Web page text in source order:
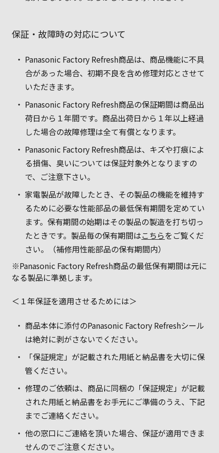
保証・故障時の対応について
Panasonic Factory Refresh商品は、商品機能に不具
合があった場合、初期不良を含め修理対応とさせて
いただきます。
Panasonic Factory Refresh商品の保証期間は商品出
荷日から１年間です。商品出荷日から１年以上経過
した場合の故障修理は全て有償となります。
Panasonic Factory Refresh商品は、キズや打痕によ
る損傷、臭いについては保証対象外となりますの
で、ご注意下さい。
家電製品が故障したとき、その製品の機能を維持す
るために必要な性能部品の最低保有期間を定めてい
ます。保有期間の始期はその製品の製造を打ち切っ
たときです。製品毎の保有期間はこちらをご覧くだ
さい。（補修用性能部品の保有期間内）
※Panasonic Factory Refresh商品の最低保有期間は元に
なる製品に準拠します。
＜１年保証を適用させるためには＞
商品本体に添付のPanasonic Factory Refreshシール
は絶対に剥がさないでください。
「保証規定」が記載された用紙と納品書を大切に保
管ください。
修理のご依頼は、商品に同梱の「保証規定」が記載
された用紙と納品書をお手元にご準備のうえ、下記
までご連絡ください。
他の窓口にご連絡を頂いた場合、保証が適用できま
せんのでご注意ください。